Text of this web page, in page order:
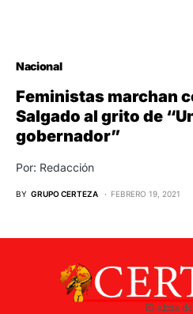
Nacional
Feministas marchan
Salgado al grito de
gobernador”
Por: Redacción
BY GRUPO CERTEZA FEBRERO 19, 2021